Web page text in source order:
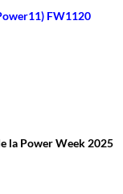
FW1120
la Power Week 2025